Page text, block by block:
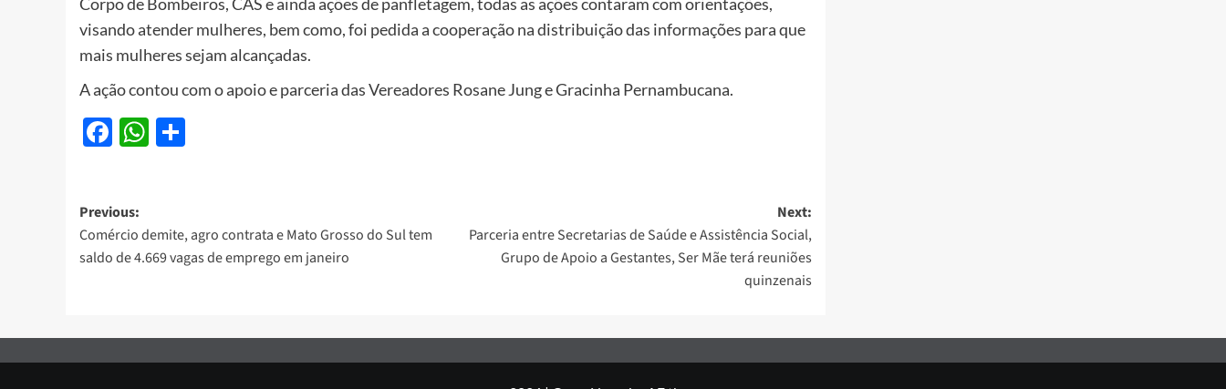
Corpo de Bombeiros, CAS e ainda ações de panfletagem, todas as ações contaram com orientações,
visando atender mulheres, bem como, foi pedida a cooperação na distribuição das informações para que
mais mulheres sejam alcançadas.
A ação contou com o apoio e parceria das Vereadores Rosane Jung e Gracinha Pernambucana.
Facebook
WhatsApp
Post
navigation
Previous:
Comércio demite, agro contrata e Mato Grosso do Sul tem
saldo de 4.669 vagas de emprego em janeiro
Next:
Parceria entre Secretarias de Saúde e Assistência Social,
Grupo de Apoio a Gestantes, Ser Mãe terá reuniões
quinzenais